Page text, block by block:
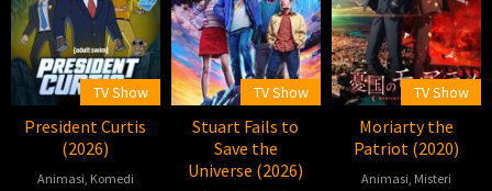
TV Show
President Curtis
(2026)
Animasi, Komedi
TV Show
Stuart Fails to
Save the
Universe (2026)
TV Show
Moriarty the
Patriot (2020)
Animasi, Misteri